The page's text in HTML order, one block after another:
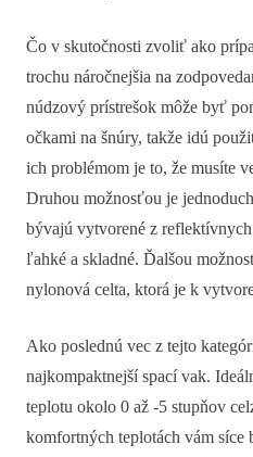
Čo v skutočnosti zvoliť ako
trochu náročnejšia na
núdzový prístrešok môže byť
očkami na šnúry, takže idú
ich problémom je to, že musíte
Druhou možnosťou je
bývajú vytvorené z
ľahké a skladné. Ďalšou
nylonová celta, ktorá je k
Ako poslednú vec z tejto
najkompaktnejší spací vak.
teplotu okolo 0 až -5 stupňov
komfortných teplotách vám síce